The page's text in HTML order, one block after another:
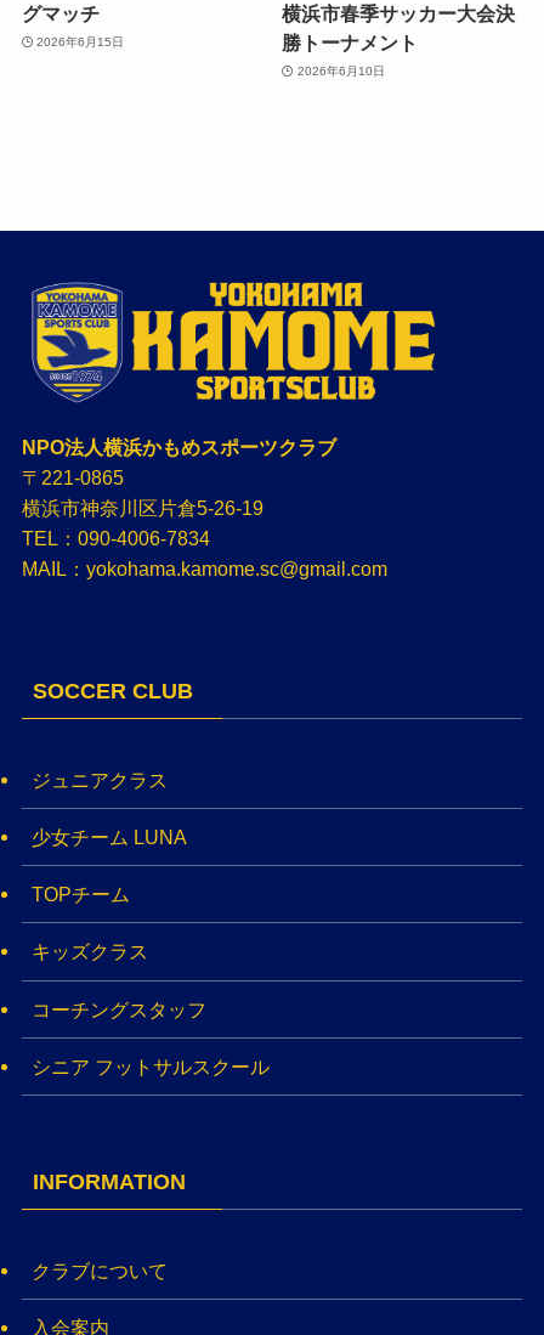
グマッチ
2026年6月15日
横浜市春季サッカー大会決
勝トーナメント
2026年6月10日
NPO法人横浜かもめスポーツクラブ
〒221-0865
横浜市神奈川区片倉5-26-19
TEL：090-4006-7834
MAIL：yokohama.kamome.sc@gmail.com
SOCCER CLUB
ジュニアクラス
少女チーム LUNA
TOPチーム
キッズクラス
コーチングスタッフ
シニア フットサルスクール
INFORMATION
クラブについて
入会案内